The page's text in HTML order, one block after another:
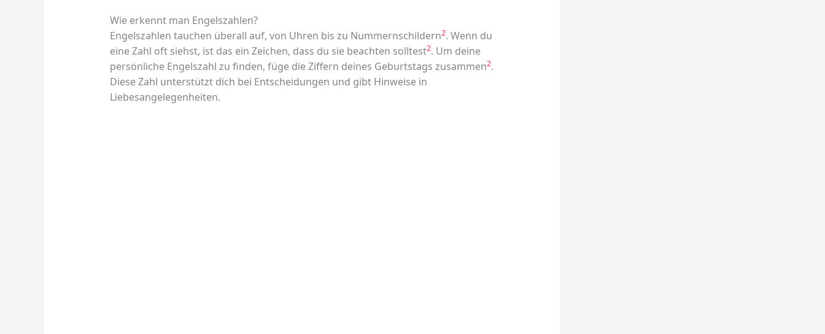
Wie erkennt man Engelszahlen?
Engelszahlen tauchen überall auf, von Uhren bis zu Nummernschildern2. Wenn du
eine Zahl oft siehst, ist das ein Zeichen, dass du sie beachten solltest2. Um deine
persönliche Engelszahl zu finden, füge die Ziffern deines Geburtstags zusammen2.
Diese Zahl unterstützt dich bei Entscheidungen und gibt Hinweise in
Liebesangelegenheiten.